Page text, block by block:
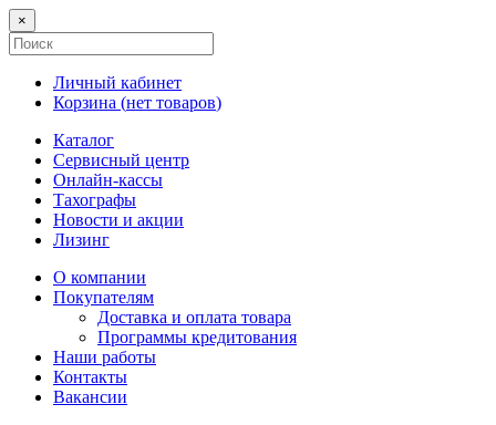
×
Личный кабинет
Корзина (нет товаров)
Каталог
Сервисный центр
Онлайн-кассы
Тахографы
Новости и акции
Лизинг
О компании
Покупателям
Доставка и оплата товара
Программы кредитования
Наши работы
Контакты
Вакансии